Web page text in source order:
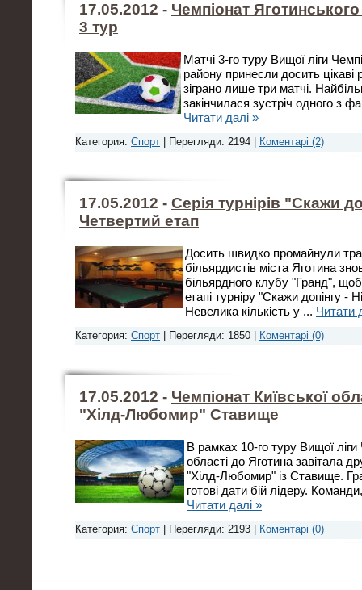
17.05.2012 - Чемпіонат
3 тур
Матчі 3-го туру Вищої ліги
району принесли досить цікаві
зіграно лише три матчі.
закінчилася зустріч одного з
Читати далі »
Категория: Спорт | Перегляди: 2194 | Коментарі (2)
17.05.2012 - Серія турнірів "Скажи
Четвертий етап
Досить швидко промайнули
більярдистів міста Яготина
більярдного клубу "Гранд",
етапі турніру "Скажи допінгу -
Невелика кількість у ... Читати
Категория: Спорт | Перегляди: 1850 | Коментарі (0)
17.05.2012 - Чемпіонат Київської
"Хілд-Любомир" Ставище
В рамках 10-го туру Вищої ліги
області до Яготина завітала
"Хілд-Любомир" із Ставище.
готові дати бій лідеру.
Читати далі »
Категория: Спорт | Перегляди: 2193 | Коментарі (0)